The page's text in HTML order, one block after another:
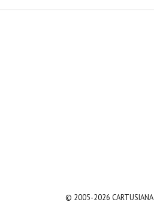
© 2005-2026 CARTUSIANA